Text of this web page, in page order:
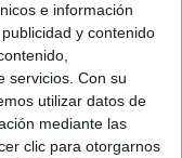
e información
y contenido
servicios. Con su
utilizar datos de
mediante las
clic para otorgarnos
Nota de corte
12,185
Idioma de
enseñanza:
Castellano